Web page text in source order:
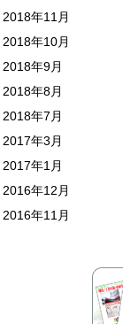
2018年11月
2018年10月
2018年9月
2018年8月
2018年7月
2017年3月
2017年1月
2016年12月
2016年11月